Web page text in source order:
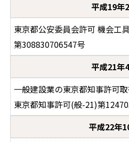
平成19年
東京都公安委員会許可 機会工
第308830706547号
平成21年
一般建設業の東京都知事許可
東京都知事許可(般-21)第
平成22年